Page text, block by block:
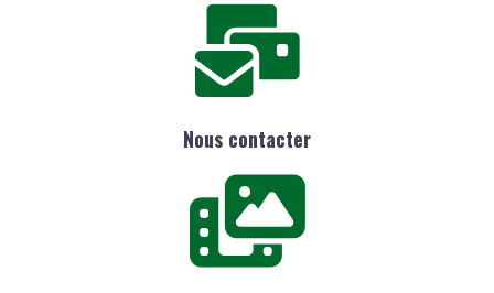
Nous contacter